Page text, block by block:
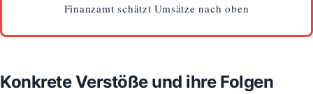
Finanzamt schätzt Umsätze nach oben
Konkrete Verstöße und ihre Folgen